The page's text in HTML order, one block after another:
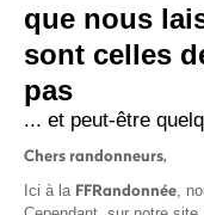
que nous
sont celles
pas
... et peut-être
Chers randonneurs,
Ici à la FFRandonnée,